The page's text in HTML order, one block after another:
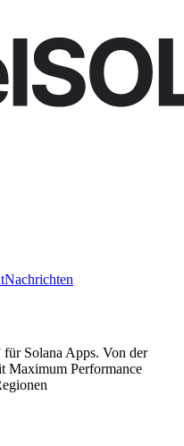
Nachrichten
Solana Apps. Von der
Maximum Performance